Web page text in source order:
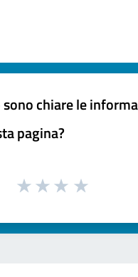
sono chiare le
pagina?